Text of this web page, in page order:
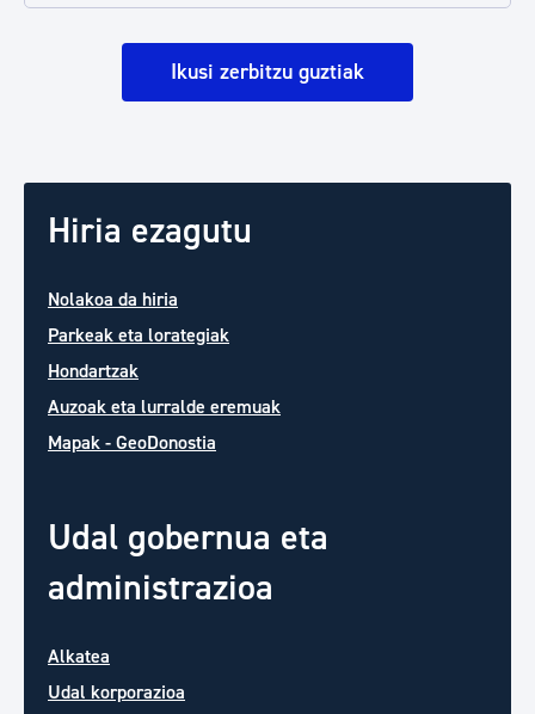
Ikusi zerbitzu guztiak
Hiria ezagutu
Nolakoa da hiria
Parkeak eta lorategiak
Hondartzak
Auzoak eta lurralde eremuak
Mapak - GeoDonostia
Udal gobernua eta
administrazioa
Alkatea
Udal korporazioa